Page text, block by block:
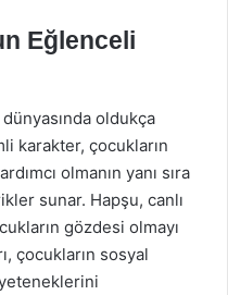
Eğlenceli
oldukça
karakter, çocukların
olmanın yanı sıra
sunar. Hapşu, canlı
gözdesi olmayı
çocukların sosyal